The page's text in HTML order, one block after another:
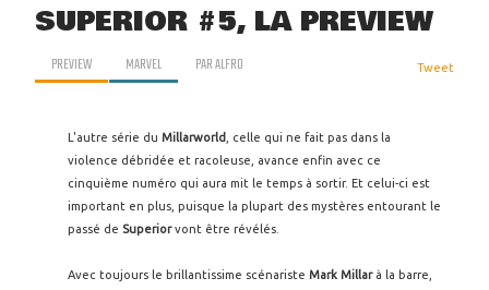
SUPERIOR #5, LA PREVIEW
PREVIEW MARVEL PARALFRO Tweet
L'autre série du Millarworld
, celle qui ne fait pas dans la
violence débridée et racoleuse, avance enfin avec ce
cinquième numéro qui aura mit le temps à sortir. Et celui-ci est
important en plus, puisque la plupart des mystères entourant le
passé de Superiorvont être révélés.
Avec toujours le brillantissime scénariste Mark Millarà la barre,